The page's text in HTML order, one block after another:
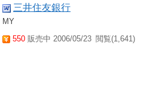
三井住友銀行
MY
550 販売中 2006/05/23 閲覧(1,641)